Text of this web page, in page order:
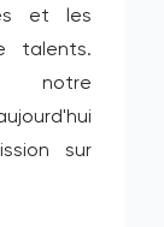
et les
talents.
notre
sur